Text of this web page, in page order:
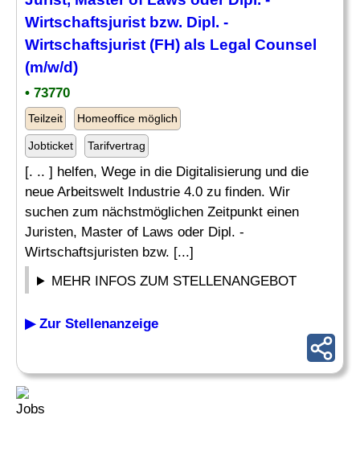
Wirtschaftsjurist bzw. Dipl. -
Wirtschaftsjurist (FH) als Legal Counsel
(m/w/d)
• 73770
Teilzeit Homeoffice möglich
Jobticket Tarifvertrag
[. .. ] helfen, Wege in die Digitalisierung und die
neue Arbeitswelt Industrie 4.0 zu finden. Wir
suchen zum nächstmöglichen Zeitpunkt einen
Juristen, Master of Laws oder Dipl. -
Wirtschaftsjuristen bzw. [...]
MEHR INFOS ZUM STELLENANGEBOT
▶ Zur Stellenanzeige